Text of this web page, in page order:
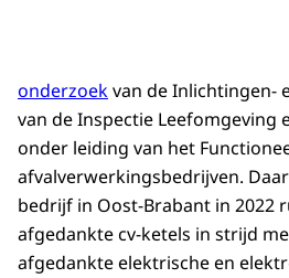
onderzoekvan de Inlichtingen-
van de Inspectie Leefomgeving
onder leiding van het
afvalverwerkingsbedrijven.
bedrijf in Oost-Brabant in 2022
afgedankte cv-ketels in strijd
afgedankte elektrische en